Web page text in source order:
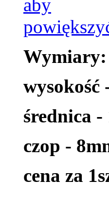
Wymiary:
wysokość
średnica -
czop -
cena za